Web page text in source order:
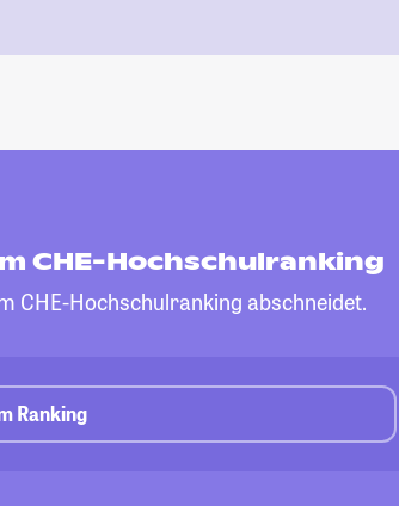
CHE-Hochschulranking
CHE-Hochschulranking abschneidet.
Ranking